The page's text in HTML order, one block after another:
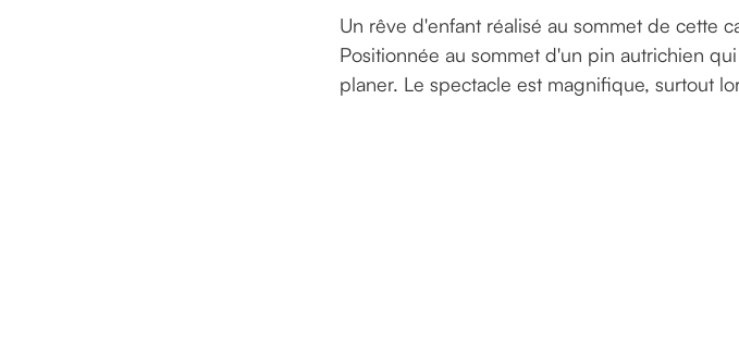
Un rêve d'enfant réalisé au sommet de cette
Positionnée au sommet d'un pin autrichien
planer. Le spectacle est magnifique, surtout